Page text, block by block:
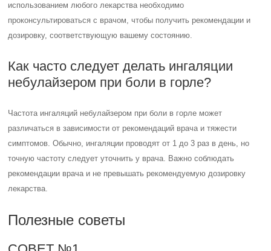
использованием любого лекарства необходимо
проконсультироваться с врачом, чтобы получить рекомендации и
дозировку, соответствующую вашему состоянию.
Как часто следует делать ингаляции
небулайзером при боли в горле?
Частота ингаляций небулайзером при боли в горле может
различаться в зависимости от рекомендаций врача и тяжести
симптомов. Обычно, ингаляции проводят от 1 до 3 раз в день, но
точную частоту следует уточнить у врача. Важно соблюдать
рекомендации врача и не превышать рекомендуемую дозировку
лекарства.
Полезные советы